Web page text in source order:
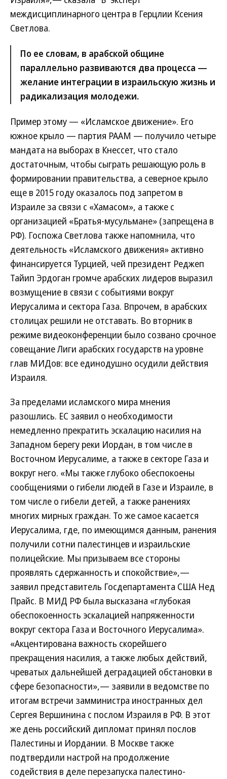
междисциплинарного центра в Герцлии Ксения
Светлова.
По ее словам, в арабской общине
параллельно развиваются два процесса —
желание интеграции в израильскую жизнь и
радикализация молодежи.
Пример этому — «Исламское движение». Его
южное крыло — партия РААМ — получило четыре
мандата на выборах в Кнессет, что стало
достаточным, чтобы сыграть решающую роль в
формировании правительства, а северное крыло
еще в 2015 году оказалось под запретом в
Израиле за связи с «Хамасом», а также с
организацией «Братья-мусульмане» (запрещена в
РФ). Госпожа Светлова также напомнила, что
деятельность «Исламского движения» активно
финансируется Турцией, чей президент Реджеп
Тайип Эрдоган громче арабских лидеров выразил
возмущение в связи с событиями вокруг
Иерусалима и сектора Газа. Впрочем, в арабских
столицах решили не отставать. Во вторник в
режиме видеоконференции было созвано срочное
совещание Лиги арабских государств на уровне
глав МИДов: все единодушно осудили действия
Израиля.
За пределами исламского мира мнения
разошлись. ЕС заявил о необходимости
немедленно прекратить эскалацию насилия на
Западном берегу реки Иордан, в том числе в
Восточном Иерусалиме, а также в секторе Газа и
вокруг него. «Мы также глубоко обеспокоены
сообщениями о гибели людей в Газе и Израиле, в
том числе о гибели детей, а также ранениях
многих мирных граждан. То же самое касается
Иерусалима, где, по имеющимся данным, ранения
получили сотни палестинцев и израильские
полицейские. Мы призываем все стороны
проявлять сдержанность и спокойствие»,—
заявил представитель Госдепартамента США Нед
Прайс. В МИД РФ была высказана «глубокая
обеспокоенность эскалацией напряженности
вокруг сектора Газа и Восточного Иерусалима».
«Акцентирована важность скорейшего
прекращения насилия, а также любых действий,
чреватых дальнейшей деградацией обстановки в
сфере безопасности»,— заявили в ведомстве по
итогам встречи замминистра иностранных дел
Сергея Вершинина с послом Израиля в РФ. В этот
же день российский дипломат принял послов
Палестины и Иордании. В Москве также
подтвердили настрой на продолжение
содействия в деле перезапуска палестино-